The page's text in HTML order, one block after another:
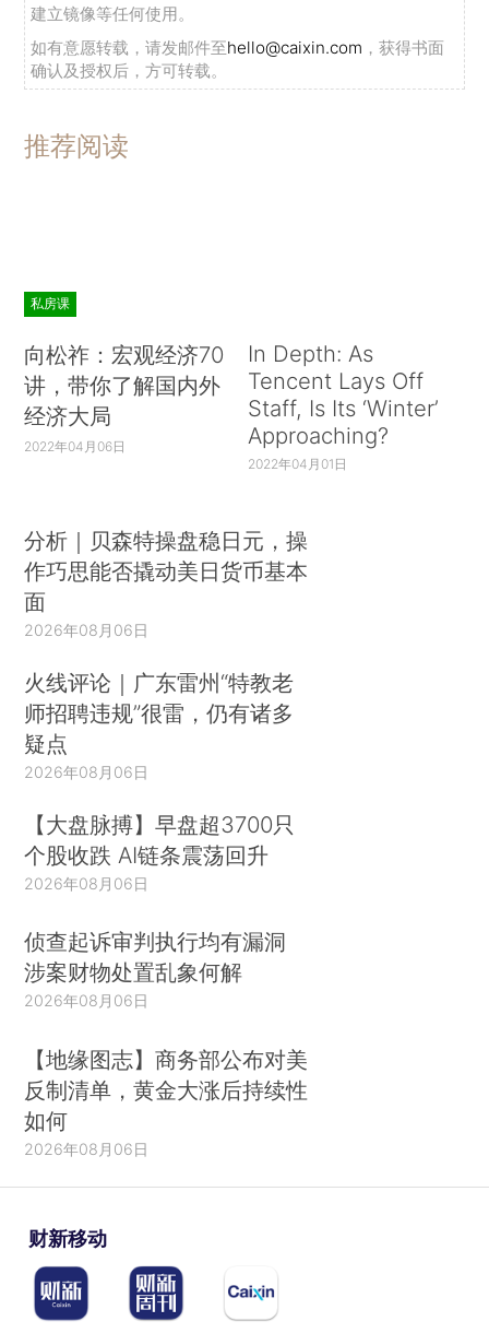
建立镜像等任何使用。
如有意愿转载，请发邮件至hello@caixin.com ，获得书面
确认及授权后，方可转载。
推荐阅读
私房课
向松祚：宏观经济70
讲，带你了解国内外
经济大局
2022年04月06日
In Depth: As
Tencent Lays Off
Staff, Is Its ‘Winter’
Approaching?
2022年04月01日
分析｜贝森特操盘稳日元，操
作巧思能否撬动美日货币基本
面
2026年08月06日
火线评论｜广东雷州“特教老
师招聘违规”很雷，仍有诸多
疑点
2026年08月06日
【大盘脉搏】早盘超3700只
个股收跌 AI链条震荡回升
2026年08月06日
侦查起诉审判执行均有漏洞
涉案财物处置乱象何解
2026年08月06日
【地缘图志】商务部公布对美
反制清单，黄金大涨后持续性
如何
2026年08月06日
财新移动